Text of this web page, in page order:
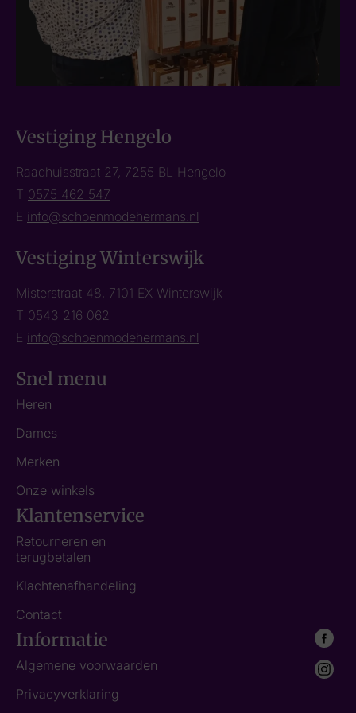
Vestiging Hengelo
Raadhuisstraat 27, 7255 BL Hengelo
T 0575 462 547
E info@schoenmodehermans.nl
Vestiging Winterswijk
Misterstraat 48, 7101 EX Winterswijk
T 0543 216 062
E info@schoenmodehermans.nl
Snel menu
Heren
Dames
Merken
Onze winkels
Klantenservice
Retourneren en
terugbetalen
Klachtenafhandeling
Contact
Informatie
Algemene voorwaarden
Privacyverklaring